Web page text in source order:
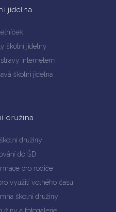
jídelna
školní jídelny
internetem
školní jídelna
družina
družiny
do ŠD
pro rodiče
využití volného času
školní družiny